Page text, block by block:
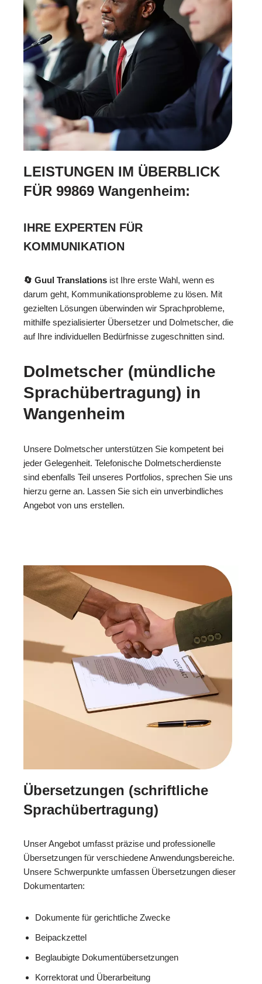
LEISTUNGEN IM ÜBERBLICK
FÜR 99869 Wangenheim:
IHRE EXPERTEN FÜR
KOMMUNIKATION
🔄 Guul Translations ist Ihre erste Wahl, wenn es
darum geht, Kommunikationsprobleme zu lösen. Mit
gezielten Lösungen überwinden wir Sprachprobleme,
mithilfe spezialisierter Übersetzer und Dolmetscher, die
auf Ihre individuellen Bedürfnisse zugeschnitten sind.
Dolmetscher (mündliche
Sprachübertragung) in
Wangenheim
Unsere Dolmetscher unterstützen Sie kompetent bei
jeder Gelegenheit. Telefonische Dolmetscherdienste
sind ebenfalls Teil unseres Portfolios, sprechen Sie uns
hierzu gerne an. Lassen Sie sich ein unverbindliches
Angebot von uns erstellen.
Übersetzungen (schriftliche
Sprachübertragung)
Unser Angebot umfasst präzise und professionelle
Übersetzungen für verschiedene Anwendungsbereiche.
Unsere Schwerpunkte umfassen Übersetzungen dieser
Dokumentarten:
Dokumente für gerichtliche Zwecke
Beipackzettel
Beglaubigte Dokumentübersetzungen
Korrektorat und Überarbeitung